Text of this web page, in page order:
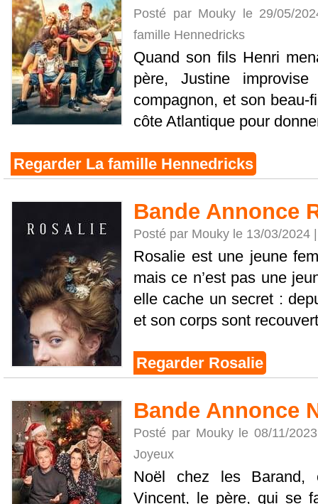
Posté par Mouky le 29/05/
famille Hennedricks
Quand son fils Henri
père, Justine
compagnon, et son
côte Atlantique pour
Regarder La famille Hennedricks
Bande Annonce
Posté par Mouky le 13/03/2024
Rosalie est une jeune
mais ce n’est pas une
elle cache un secret :
et son corps sont
Regarder Rosalie
Bande Annonce
Posté par Mouky le 08/11/
Joyeux
Noël chez les Barand,
Vincent, le père, qui se